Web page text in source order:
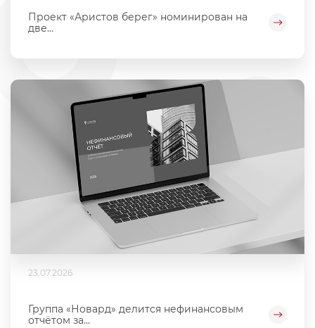
Проект «Аристов берег» номинирован на
две...
23.07.2026
Группа «Новард» делится нефинансовым
отчётом за...